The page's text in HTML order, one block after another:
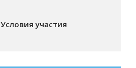
Условия участия